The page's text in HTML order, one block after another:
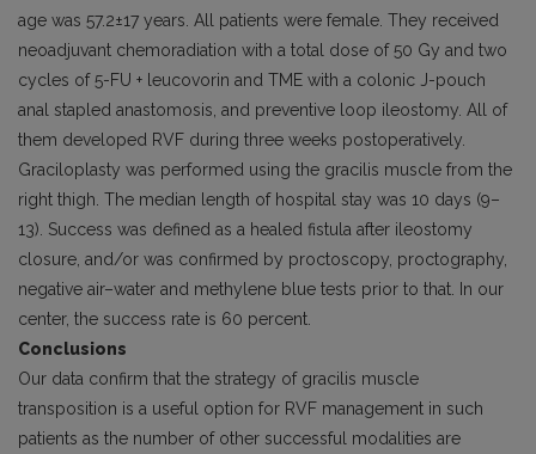
age was 57.2±17 years. All patients were female. They received
neoadjuvant chemoradiation with a total dose of 50 Gy and two
cycles of 5-FU + leucovorin and TME with a colonic J-pouch
anal stapled anastomosis, and preventive loop ileostomy. All of
them developed RVF during three weeks postoperatively.
Graciloplasty was performed using the gracilis muscle from the
right thigh. The median length of hospital stay was 10 days (9–
13). Success was defined as a healed fistula after ileostomy
closure, and/or was confirmed by proctoscopy, proctography,
negative air–water and methylene blue tests prior to that. In our
center, the success rate is 60 percent.
Conclusions
Our data confirm that the strategy of gracilis muscle
transposition is a useful option for RVF management in such
patients as the number of other successful modalities are